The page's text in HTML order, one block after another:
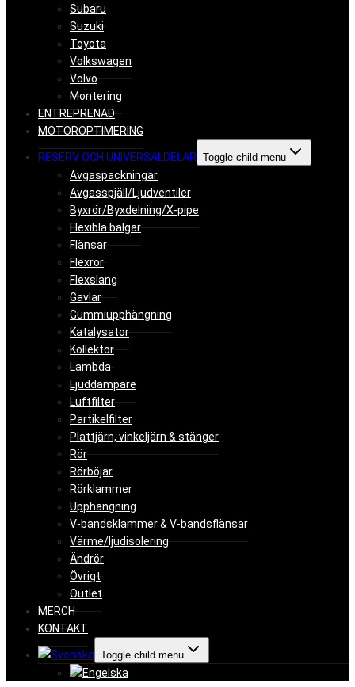
Subaru
Suzuki
Toyota
Volkswagen
Volvo
Montering
ENTREPRENAD
MOTOROPTIMERING
RESERV OCH UNIVERSALDELAR Toggle child menu
Avgaspackningar
Avgasspjäll/Ljudventiler
Byxrör/Byxdelning/X-pipe
Flexibla bälgar
Flänsar
Flexrör
Flexslang
Gavlar
Gummiupphängning
Katalysator
Kollektor
Lambda
Ljuddämpare
Luftfilter
Partikelfilter
Plattjärn, vinkeljärn & stänger
Rör
Rörböjar
Rörklammer
Upphängning
V-bandsklammer & V-bandsflänsar
Värme/ljudisolering
Ändrör
Övrigt
Outlet
MERCH
KONTAKT
Toggle child menu